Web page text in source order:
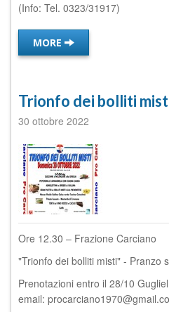
(Info: Tel. 0323/31917)
MORE
Trionfo dei bolliti
30 ottobre 2022
Ore 12.30 – Frazione Carciano
"Trionfo dei bolliti misti" - Pranzo
Prenotazioni entro il 28/10
email: